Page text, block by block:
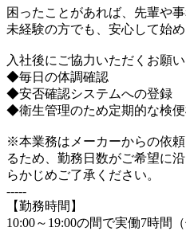
困ったことがあれば、先輩や
未経験の方でも、安心して始
入社後にご協力いただくお願い
◆毎日の体調確認
◆安否確認システムへの登録
◆衛生管理のため定期的な検
※本業務はメーカーからの依
るため、勤務日数がご希望に
らかじめご了承ください。
-----
【勤務時間】
10:00～19:00の間で実働7時間（